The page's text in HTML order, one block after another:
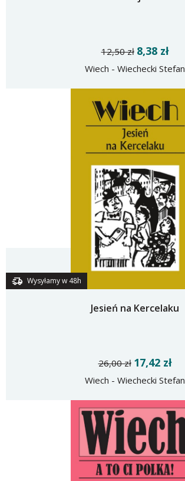
12,50 zł 8,38 zł
Wiech - Wiechecki Stefan
Wysyłamy w 48h
Jesień na Kercelaku
26,00 zł 17,42 zł
Wiech - Wiechecki Stefan